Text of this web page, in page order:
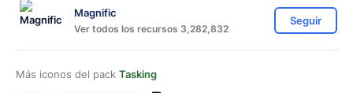
Magnific
Ver todos los recursos 3,282,832
Seguir
Más iconos del pack Tasking